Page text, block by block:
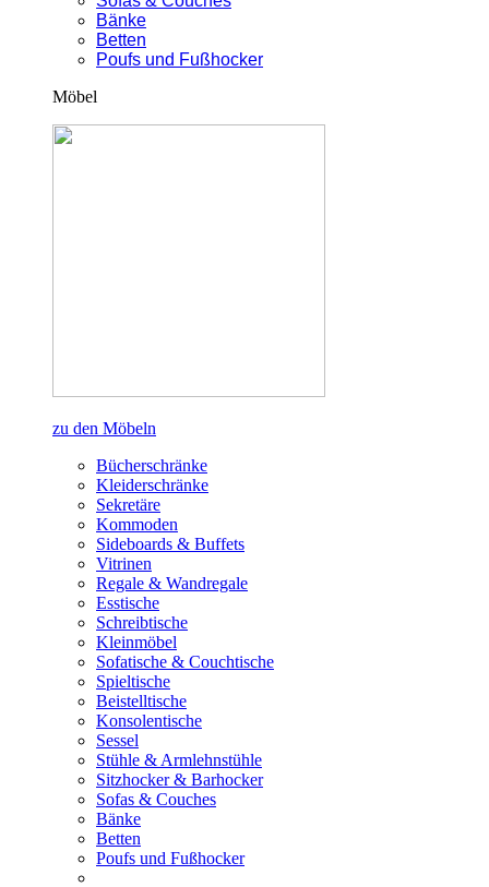
Bänke
Betten
Poufs und Fußhocker
Möbel
zu den Möbeln
Bücherschränke
Kleiderschränke
Sekretäre
Kommoden
Sideboards & Buffets
Vitrinen
Regale & Wandregale
Esstische
Schreibtische
Kleinmöbel
Sofatische & Couchtische
Spieltische
Beistelltische
Konsolentische
Sessel
Stühle & Armlehnstühle
Sitzhocker & Barhocker
Sofas & Couches
Bänke
Betten
Poufs und Fußhocker